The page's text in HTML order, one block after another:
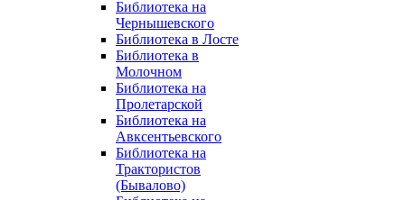
Библиотека на
Чернышевского
Библиотека в Лосте
Библиотека в
Молочном
Библиотека на
Пролетарской
Библиотека на
Авксентьевского
Библиотека на
Трактористов
(Бывалово)